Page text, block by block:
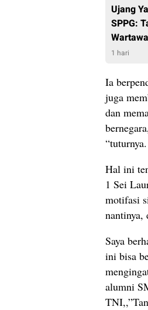
Ujang
SPPG:
1 hari
Ia
juga
dan
“tuturnya.
Hal ini
1 Sei
motifasi
nantinya,
Saya
ini bisa
alumni